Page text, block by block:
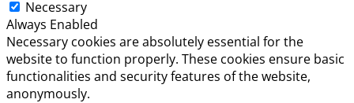
Necessary
Always Enabled
Necessary cookies are absolutely essential for the
website to function properly. These cookies ensure basic
functionalities and security features of the website,
anonymously.